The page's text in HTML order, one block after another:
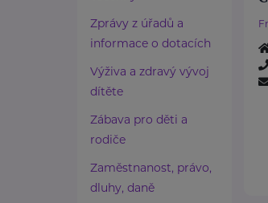
Zprávy z úřadů a
informace o dotacích
Výživa a zdravý vývoj
dítěte
Zábava pro děti a
rodiče
Zaměstnanost, právo,
dluhy, daně